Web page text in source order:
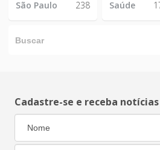
São Paulo 238 Saúde
Cadastre-se e receba